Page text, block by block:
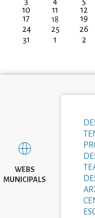
10
11 12
17
18 19
24
25 26
31
1 2
WEBS
MUNICIPALS